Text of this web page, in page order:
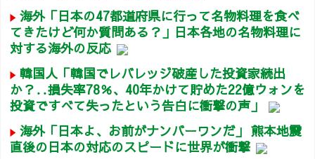
海外「日本の47都道府県に行って名物料理を食べ
てきたけど何か質問ある？」日本各地の名物料理に
対する海外の反応
韓国人「韓国でレバレッジ破産した投資家続出
か？‥損失率78％、40年かけて貯めた22億ウォンを
投資ですべて失ったという告白に衝撃の声」
海外「日本よ、お前がナンバーワンだ」 熊本地震
直後の日本の対応のスピードに世界が衝撃